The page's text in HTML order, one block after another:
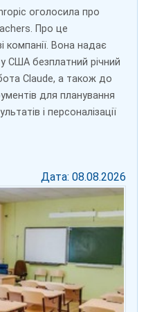
оголосила про
Про це
компанії. Вона надає
США безплатний річний
Claude, а також до
для планування
і персоналізації
Дата: 08.08.2026